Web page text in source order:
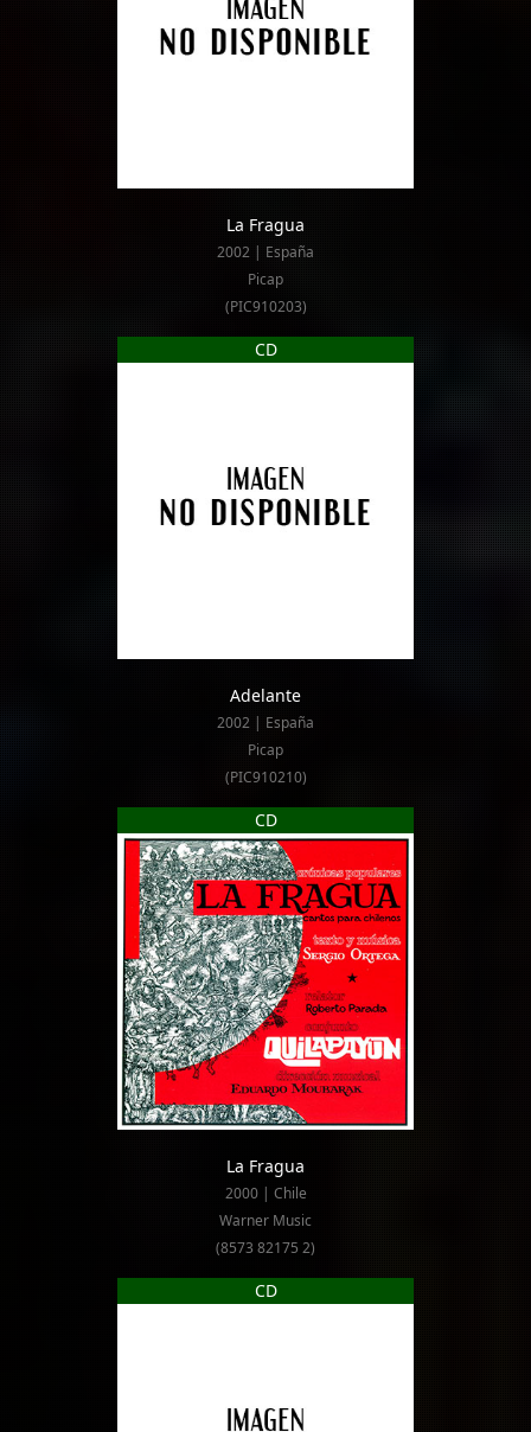
La Fragua
2002 | España
Picap
(PIC910203)
CD
Adelante
2002 | España
Picap
(PIC910210)
CD
La Fragua
2000 | Chile
Warner Music
(8573 82175 2)
CD